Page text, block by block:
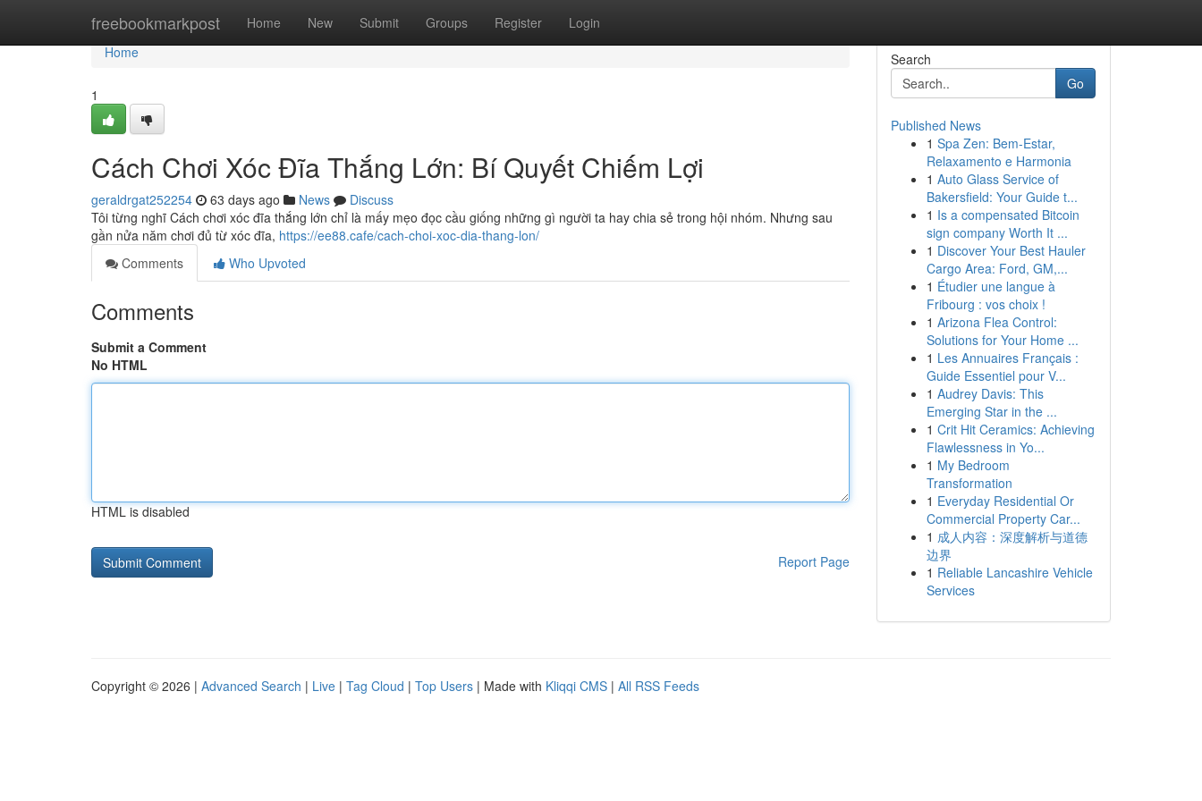
freebookmarkpost Home New Submit Groups Register Login
Home
Home
1
Cách Chơi Xóc Đĩa Thắng Lớn: Bí Quyết Chiếm Lợi
geraldrgat252254 63 days ago News
Discuss
Tôi từng nghĩ Cách chơi xóc đĩa thắng lớn chỉ là mấy mẹo đọc cầu giống những gì người ta hay chia sẻ trong hội nhóm. Nhưng sau
gần nửa năm chơi đủ từ xóc đĩa, https://ee88.cafe/cach-choi-xoc-dia-thang-lon/
Comments
Who Upvoted
Comments
Submit a Comment
No HTML
HTML is disabled
Report Page
Search
Go
Published News
1 Spa Zen: Bem-Estar,
Relaxamento e Harmonia
1 Auto Glass Service of
Bakersfield: Your Guide t...
1 Is a compensated Bitcoin
sign company Worth It ...
1 Discover Your Best Hauler
Cargo Area: Ford, GM,...
1 Étudier une langue à
Fribourg : vos choix !
1 Arizona Flea Control:
Solutions for Your Home ...
1 Les Annuaires Français :
Guide Essentiel pour V...
1 Audrey Davis: This
Emerging Star in the ...
1 Crit Hit Ceramics: Achieving
Flawlessness in Yo...
1 My Bedroom
Transformation
1 Everyday Residential Or
Commercial Property Car...
1 成人内容：深度解析与道德
边界
1 Reliable Lancashire Vehicle
Services
Copyright © 2026 | Advanced Search | Live | Tag Cloud | Top Users | Made with Kliqqi CMS | All RSS Feeds